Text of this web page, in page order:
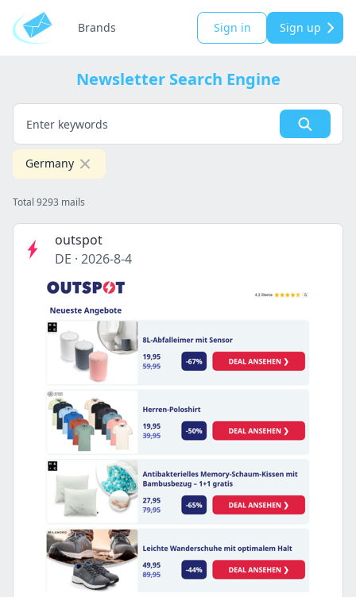
Brands Sign in Sign up
Newsletter Search Engine
Germany
Total 9293 mails
outspot
DE · 2026-8-4